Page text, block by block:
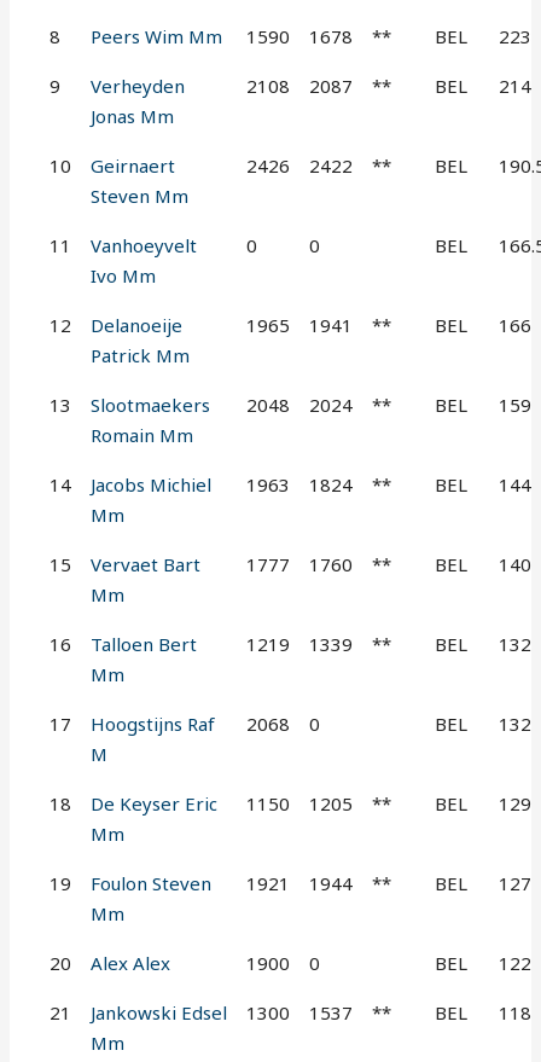
8 Peers Wim Mm 1590 1678 ** BEL 223
9
Verheyden
Jonas Mm
2108 2087 ** BEL 214
10
Geirnaert
Steven Mm
2426 2422 ** BEL
11
Vanhoeyvelt
Ivo Mm
0 0 BEL
12
Delanoeije
Patrick Mm
1965 1941 ** BEL 166
13
Slootmaekers
Romain Mm
2048 2024 ** BEL 159
14
Jacobs Michiel
Mm
1963 1824 ** BEL 144
15
Vervaet Bart
Mm
1777 1760 ** BEL 140
16
Talloen Bert
Mm
1219 1339 ** BEL 132
17
Hoogstijns Raf
M
2068 0 BEL 132
18
De Keyser Eric
Mm
1150 1205 ** BEL 129
19
Foulon Steven
Mm
1921 1944 ** BEL 127
20 Alex Alex 1900 0 BEL 122
21
Jankowski Edsel
Mm
1300 1537 ** BEL 118